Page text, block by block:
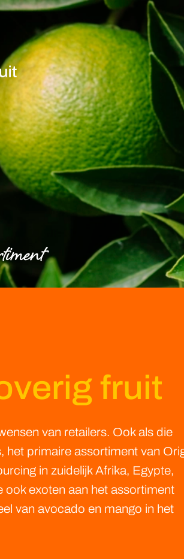
fruit
van retailers. Ook als die
het primaire assortiment van
in zuidelijk Afrika, Egypte,
ook exoten aan het assortiment
van avocado en mango in het